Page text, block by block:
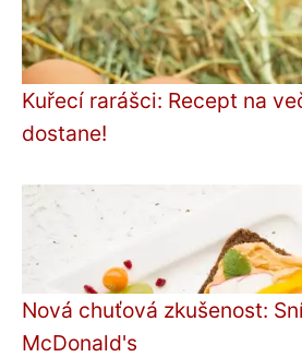
Kuřecí rarášci: Recept na
dostane!
Nová chuťová zkušenost:
McDonald's